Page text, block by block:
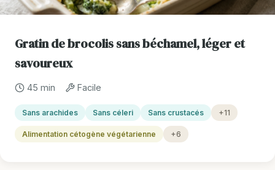
Gratin de brocolis sans béchamel, léger et
savoureux
45 min Facile
Sans arachides Sans céleri Sans crustacés +11
Alimentation cétogène végétarienne +6